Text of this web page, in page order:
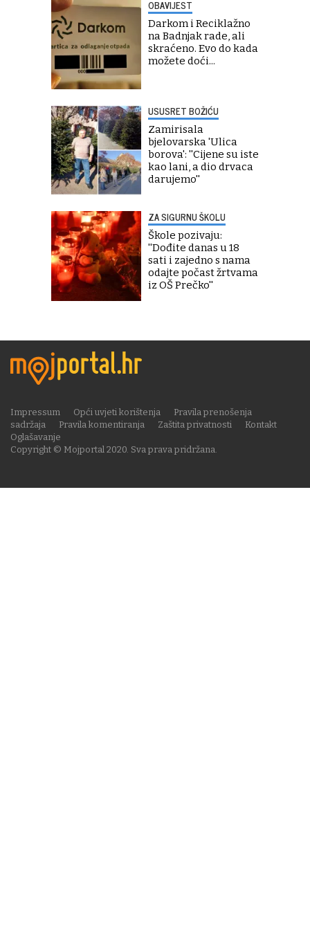
OBAVIJEST
Darkom i Reciklažno
na Badnjak rade, ali
skraćeno. Evo do kada
možete doći...
USUSRET BOŽIĆU
Zamirisala
bjelovarska 'Ulica
borova': ''Cijene su iste
kao lani, a dio drvaca
darujemo''
ZA SIGURNU ŠKOLU
Škole pozivaju:
''Dođite danas u 18
sati i zajedno s nama
odajte počast žrtvama
iz OŠ Prečko''
Copyright © Mojportal 2020. Sva prava pridržana.
Impressum Opći uvjeti korištenja
Pravila prenošenja
sadržaja
Pravila komentiranja Zaštita privatnosti
Kontakt
Oglašavanje